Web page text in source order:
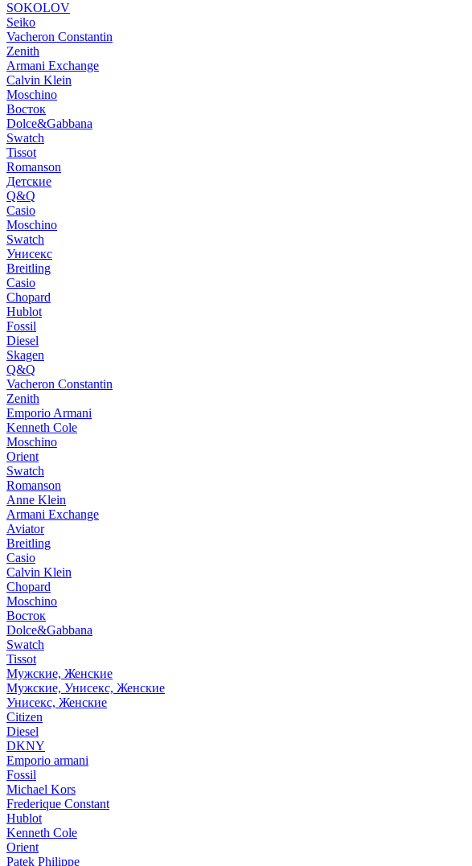
SOKOLOV
Seiko
Vacheron Constantin
Zenith
Armani Exchange
Calvin Klein
Moschino
Восток
Dolce&Gabbana
Swatch
Tissot
Romanson
Детские
Q&Q
Casio
Moschino
Swatch
Унисекс
Breitling
Casio
Chopard
Hublot
Fossil
Diesel
Skagen
Q&Q
Vacheron Constantin
Zenith
Emporio Armani
Kenneth Cole
Moschino
Orient
Swatch
Romanson
Anne Klein
Armani Exchange
Aviator
Breitling
Casio
Calvin Klein
Chopard
Moschino
Восток
Dolce&Gabbana
Swatch
Tissot
Мужские, Женские
Мужские, Унисекс, Женские
Унисекс, Женские
Citizen
Diesel
DKNY
Emporio armani
Fossil
Michael Kors
Frederique Constant
Hublot
Kenneth Cole
Orient
Patek Philippe